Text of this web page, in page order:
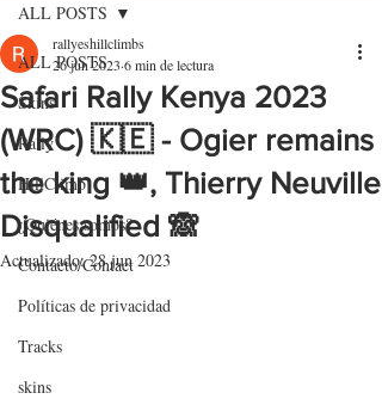
ALL POSTS
Skins
Rally
HillClimb
¿Quiénes somos?
Contacto/Contact
Políticas de privacidad
Tracks
skins
ALL POSTS
Safari Rally Kenya 2023
(WRC) 🇰🇪 - Ogier remains
the king 👑, Thierry Neuville
Disqualified 🙈
rallyeshillclimbs
26 jun 2023 6 min de lectura
Actualizado:28 jun 2023